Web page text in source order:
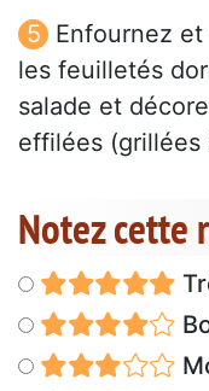
Enfournez
les feuilletés
salade et
effilées (grillées
Notez cette